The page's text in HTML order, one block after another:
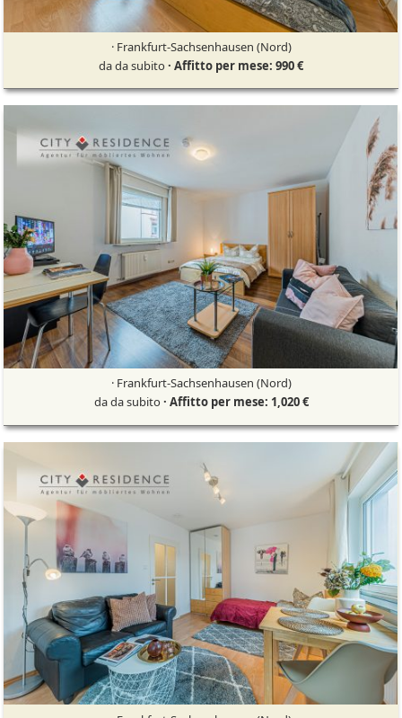
· Frankfurt-Sachsenhausen (Nord)
da da subito · Affitto per mese: 990 €
· Frankfurt-Sachsenhausen (Nord)
da da subito · Affitto per mese: 1,020 €